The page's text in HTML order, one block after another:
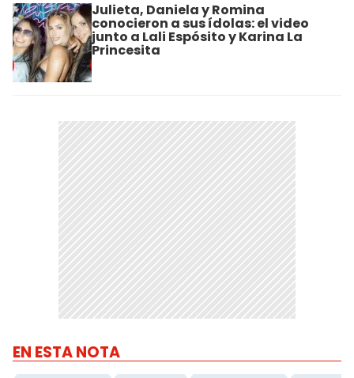
Julieta, Daniela y Romina
conocieron a sus ídolas: el video
junto a Lali Espósito y Karina La
Princesita
EN ESTA NOTA